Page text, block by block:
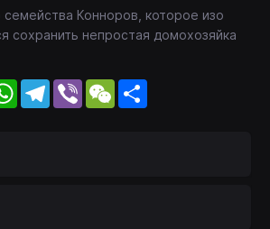
Конноров, которое изо
сохранить непростая домохозяйка
WhatsApp
Telegram
Viber WeChat